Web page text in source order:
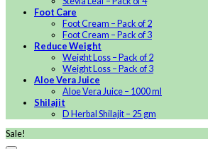
Foot Care
Foot Cream – Pack of 2
Foot Cream – Pack of 3
Reduce Weight
Weight Loss – Pack of 2
Weight Loss – Pack of 3
Aloe Vera Juice
Aloe Vera Juice – 1000 ml
Shilajit
D Herbal Shilajit – 25 gm
Sale!